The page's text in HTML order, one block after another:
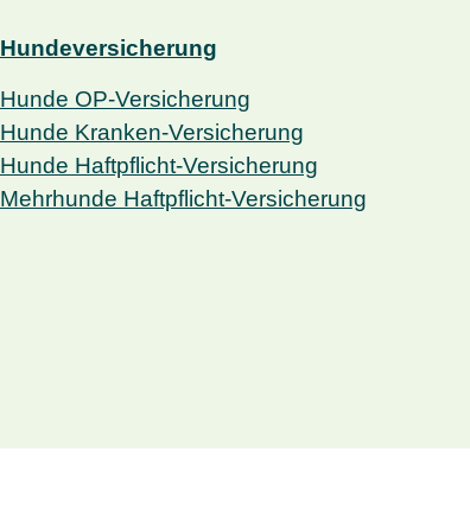
Hundeversicherung
Hunde OP-Versicherung
Hunde Kranken-Versicherung
Hunde Haftpflicht-Versicherung
Mehrhunde Haftpflicht-Versicherung